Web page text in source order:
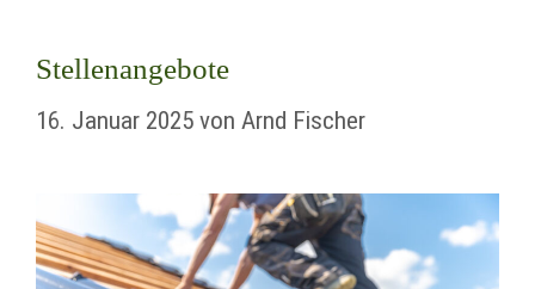
Stellenangebote
16. Januar 2025 von Arnd Fischer